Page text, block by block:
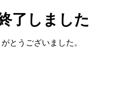
了しました
とうございました。